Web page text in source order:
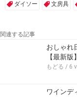
ダイソー 文房具
関連する記事
おしゃれ
【最新版】
もどる / 6
ワインデ